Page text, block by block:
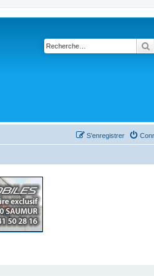
S’enregistrer